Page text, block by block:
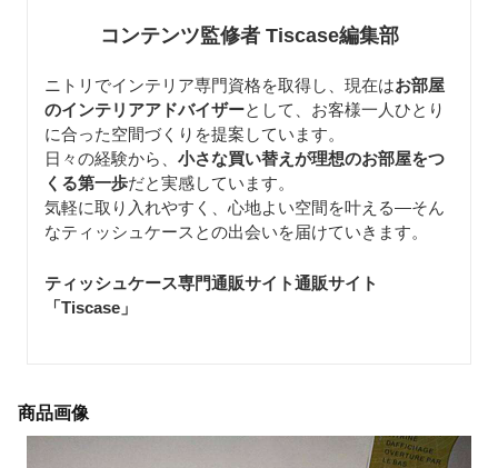
コンテンツ監修者 Tiscase編集部
ニトリでインテリア専門資格を取得し、現在はお部屋
のインテリアアドバイザーとして、お客様一人ひとり
に合った空間づくりを提案しています。
日々の経験から、 小さな買い替えが理想のお部屋をつ
くる第一歩だと実感しています。
気軽に取り入れやすく、心地よい空間を叶える—そん
なティッシュケースとの出会いを届けていきます。
ティッシュケース専門通販サイト通販サイト
「Tiscase 」
商品画像